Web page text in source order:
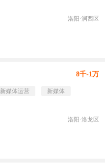
洛阳·涧西区
8千-1万
新媒体运营
新媒体
洛阳·洛龙区